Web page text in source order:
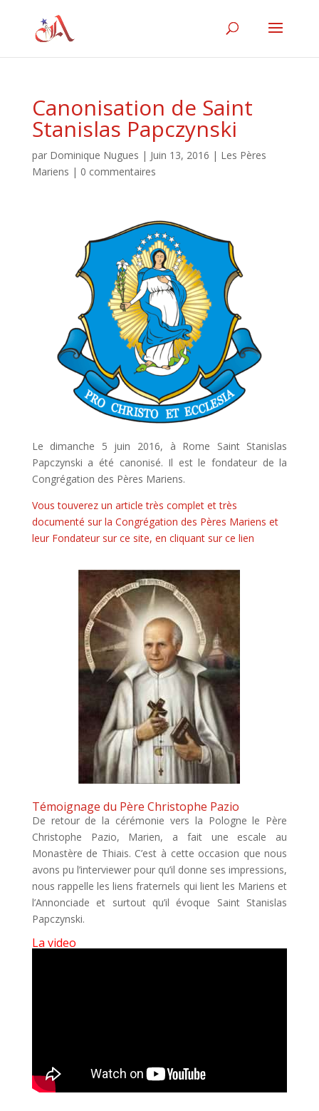
Canonisation de Saint
Stanislas Papczynski
par Dominique Nugues | Juin 13, 2016 | Les Pères
Mariens | 0 commentaires
Le dimanche 5 juin 2016, à Rome Saint Stanislas
Papczynski a été canonisé. Il est le fondateur de la
Congrégation des Pères Mariens.
Vous touverez un article très complet et très
documenté sur la Congrégation des Pères Mariens et
leur Fondateur sur ce site, en cliquant sur ce lien
Témoignage du Père Christophe Pazio
De retour de la cérémonie vers la Pologne le Père
Christophe Pazio, Marien, a fait une escale au
Monastère de Thiais. C’est à cette occasion que nous
avons pu l’interviewer pour qu’il donne ses impressions,
nous rappelle les liens fraternels qui lient les Mariens et
l’Annonciade et surtout qu’il évoque Saint Stanislas
Papczynski.
La video